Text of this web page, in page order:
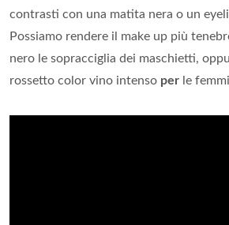
contrasti con una matita nera o un
Possiamo rendere il make up più
nero le sopracciglia dei maschietti,
rossetto color vino intenso per le